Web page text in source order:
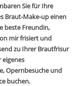
Sie für Ihre
Braut-Make-up einen
beste Freundin,
mir frisiert und
zu Ihrer Brautfrisur
eigenes
Opernbesuche und
buchen.